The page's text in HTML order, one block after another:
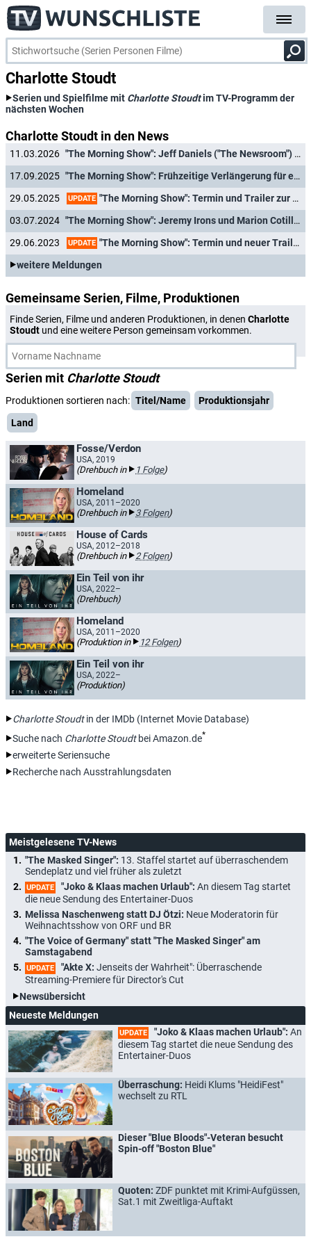
Charlotte Stoudt
Serien und Spielfilme mit Charlotte Stoudtim TV-Programm der
nächsten Wochen
Charlotte Stoudt in den News
11.03.2026
"The Morning Show": Jeff Daniels ("The Newsroom") steigt in Staffel 5 der preisgekrönten Dramedy ein
17.09.2025
"The Morning Show": Frühzeitige Verlängerung für eine fünfte Staffel bestätigt
29.05.2025
UPDATE "The Morning Show": Termin und Trailer zur vierten Staffel mit Jennifer Aniston und Reese Witherspoon
03.07.2024
"The Morning Show": Jeremy Irons und Marion Cotillard schließen sich vierter Staffel an
29.06.2023
UPDATE "The Morning Show": Termin und neuer Trailer für Staffel drei
weitere Meldungen
Gemeinsame Serien, Filme, Produktionen
Finde Serien, Filme und anderen Produktionen, in denen Charlotte
Stoudt und eine weitere Person gemeinsam vorkommen.
Serien mit Charlotte Stoudt
Produktionen sortieren nach: Titel/Name
Produktionsjahr
Land
Fosse/Verdon
USA, 2019
(Drehbuch in 1 Folge)
Homeland
USA, 2011–2020
(Drehbuch in 3 Folgen)
House of Cards
USA, 2012–2018
(Drehbuch in 2 Folgen)
Ein Teil von ihr
USA, 2022–
(Drehbuch)
Homeland
USA, 2011–2020
(Produktion in 12 Folgen)
Ein Teil von ihr
USA, 2022–
(Produktion)
Charlotte Stoudtin der IMDb (Internet Movie Database)
Suche nach Charlotte Stoudtbei Amazon.de*
erweiterte Seriensuche
Recherche nach Ausstrahlungsdaten
Meistgelesene TV-News
"The Masked Singer": 13. Staffel startet auf überraschendem
Sendeplatz und viel früher als zuletzt
UPDATE "Joko & Klaas machen Urlaub": An diesem Tag startet
die neue Sendung des Entertainer-Duos
Melissa Naschenweng statt DJ Ötzi: Neue Moderatorin für
Weihnachtsshow von ORF und BR
"The Voice of Germany" statt "The Masked Singer" am
Samstagabend
UPDATE "Akte X: Jenseits der Wahrheit": Überraschende
Streaming-Premiere für Director's Cut
Newsübersicht
Neueste Meldungen
UPDATE "Joko & Klaas machen Urlaub": An
diesem Tag startet die neue Sendung des
Entertainer-Duos
Überraschung: Heidi Klums "HeidiFest"
wechselt zu RTL
Dieser "Blue Bloods"-Veteran besucht
Spin-off "Boston Blue"
Quoten: ZDF punktet mit Krimi-Aufgüssen,
Sat.1 mit Zweitliga-Auftakt